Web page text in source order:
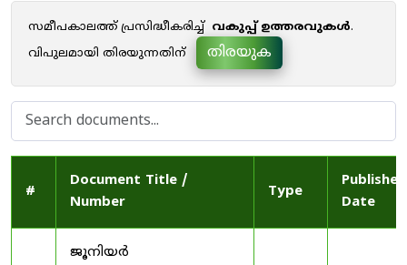
സമീപകാലത്ത് പ്രസിദ്ധീകരിച്ച് വകുപ്പ് ഉത്തരവുകൾ.
വിപുലമായി തിരയുന്നതിന്
തിരയുക
#
Document Title /
Number
Type
Published
Date
ജൂനിയർ